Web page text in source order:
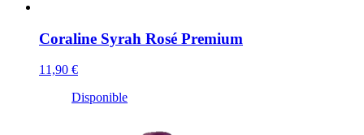
Coraline Syrah Rosé Premium
11,90 €
Disponible